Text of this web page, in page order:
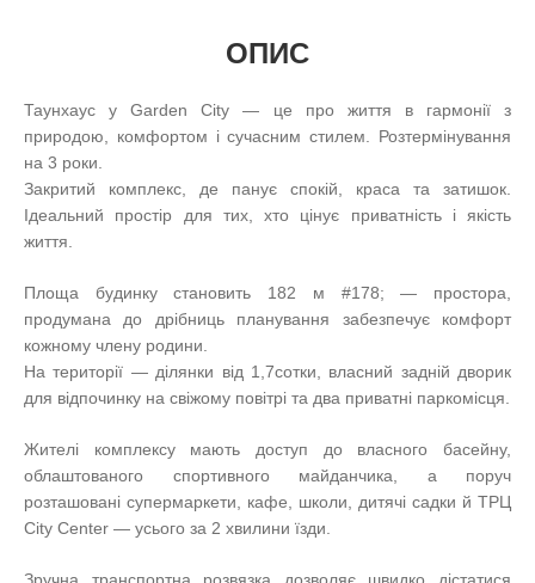
ОПИС
Таунхаус у Garden City — це про життя в гармонії з
природою, комфортом і сучасним стилем. Розтермінування
на 3 роки.
Закритий комплекс, де панує спокій, краса та затишок.
Ідеальний простір для тих, хто цінує приватність і якість
життя.
Площа будинку становить 182 м #178; — простора,
продумана до дрібниць планування забезпечує комфорт
кожному члену родини.
На території — ділянки від 1,7сотки, власний задній дворик
для відпочинку на свіжому повітрі та два приватні паркомісця.
Жителі комплексу мають доступ до власного басейну,
облаштованого спортивного майданчика, а поруч
розташовані супермаркети, кафе, школи, дитячі садки й ТРЦ
City Center — усього за 2 хвилини їзди.
Зручна транспортна розвязка дозволяє швидко дістатися